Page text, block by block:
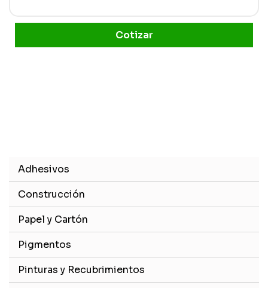
Cotizar
Adhesivos
Construcción
Papel y Cartón
Pigmentos
Pinturas y Recubrimientos